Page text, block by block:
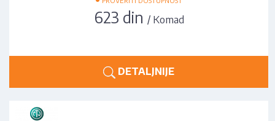
623 din / Komad
DETALJNIJE